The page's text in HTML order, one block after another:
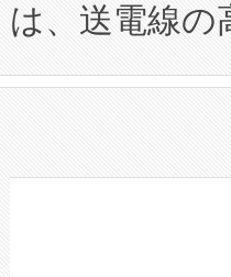
に関する技
構造化トレー
上げおよび
設備整備お
加組織は、
選定された
定、統合、導
安全性を追跡
増加してい
る電力網に
事業者の負
系統連系を
は、送電線の
や穀物倉庫に
リューショ
したAvia 2
狭視野の
ケーブル、